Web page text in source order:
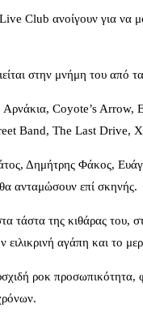
ανοίγουν για να
στην μνήμη του
Αρνάκια, Coyote’s
Band, The Last Drive,
Δημήτρης Φάκος,
ανταμώσουν επί σκηνής.
της κιθάρας του,
αγάπη και το
ροκ προσωπικότητα,